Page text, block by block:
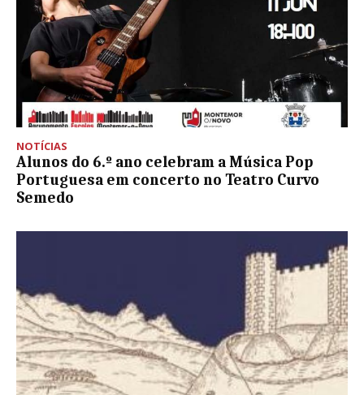
NOTÍCIAS
Alunos do 6.º ano celebram a Música Pop
Portuguesa em concerto no Teatro Curvo
Semedo